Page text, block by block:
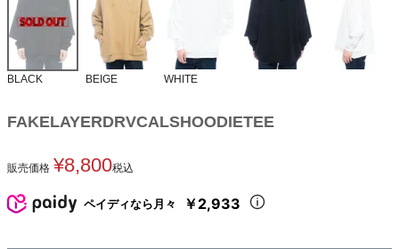
BLACK BEIGE WHITE
FAKELAYERDRVCALSHOODIETEE
販売価格 ¥8,800税込
ペイディなら月々 ￥2,933